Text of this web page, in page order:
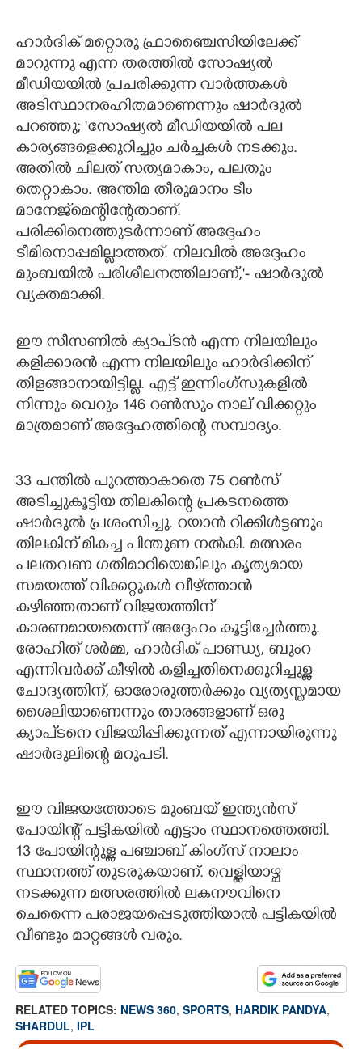
ഹാർദിക് മറ്റൊരു ഫ്രാഞ്ചൈസിയിലേക്ക്
മാറുന്നു എന്ന തരത്തിൽ സോഷ്യൽ
മീഡിയയിൽ പ്രചരിക്കുന്ന വാർത്തകൾ
അടിസ്ഥാനരഹിതമാണെന്നും ഷാർദുൽ
പറഞ്ഞു; 'സോഷ്യൽ മീഡിയയിൽ പല
കാര്യങ്ങളെക്കുറിച്ചും ചർച്ചകൾ നടക്കും.
അതിൽ ചിലത് സത്യമാകാം, പലതും
തെറ്റാകാം. അന്തിമ തീരുമാനം ടീം
മാനേജ്‌മെന്റിന്റേതാണ്.
പരിക്കിനെത്തുടർന്നാണ് അദ്ദേഹം
ടീമിനൊപ്പമില്ലാത്തത്. നിലവിൽ അദ്ദേഹം
മുംബയിൽ പരിശീലനത്തിലാണ്,'- ഷാർദുൽ
വ്യക്തമാക്കി.
ഈ സീസണിൽ ക്യാപ്ടൻ എന്ന നിലയിലും
കളിക്കാരൻ എന്ന നിലയിലും ഹാർദിക്കിന്
തിളങ്ങാനായിട്ടില്ല. എട്ട് ഇന്നിംഗ്സുകളിൽ
നിന്നും വെറും 146 റൺസും നാല് വിക്കറ്റും
മാത്രമാണ് അദ്ദേഹത്തിന്റെ സമ്പാദ്യം.
33 പന്തിൽ പുറത്താകാതെ 75 റൺസ്
അടിച്ചുകൂട്ടിയ തിലകിന്റെ പ്രകടനത്തെ
ഷാർദുൽ പ്രശംസിച്ചു. റയാൻ റിക്കിൾട്ടണും
തിലകിന് മികച്ച പിന്തുണ നൽകി. മത്സരം
പലതവണ ഗതിമാറിയെങ്കിലും കൃത്യമായ
സമയത്ത് വിക്കറ്റുകൾ വീഴ്ത്താൻ
കഴിഞ്ഞതാണ് വിജയത്തിന്
കാരണമായതെന്ന് അദ്ദേഹം കൂട്ടിച്ചേർത്തു.
രോഹിത് ശർമ്മ, ഹാർദിക് പാണ്ഡ്യ, ബുംറ
എന്നിവർക്ക് കീഴിൽ കളിച്ചതിനെക്കുറിച്ചുള്ള
ചോദ്യത്തിന്, ഓരോരുത്തർക്കും വ്യത്യസ്തമായ
ശൈലിയാണെന്നും താരങ്ങളാണ് ഒരു
ക്യാപ്ടനെ വിജയിപ്പിക്കുന്നത് എന്നായിരുന്നു
ഷാർദുലിന്റെ മറുപടി.
ഈ വിജയത്തോടെ മുംബയ് ഇന്ത്യൻസ്
പോയിന്റ് പട്ടികയിൽ എട്ടാം സ്ഥാനത്തെത്തി.
13 പോയിന്റുള്ള പഞ്ചാബ് കിംഗ്സ് നാലാം
സ്ഥാനത്ത് തുടരുകയാണ്. വെള്ളിയാഴ്ച
നടക്കുന്ന മത്സരത്തിൽ ലകനൗവിനെ
ചെന്നൈ പരാജയപ്പെടുത്തിയാൽ പട്ടികയിൽ
വീണ്ടും മാറ്റങ്ങൾ വരും.
RELATED TOPICS: NEWS 360, SPORTS, HARDIK PANDYA,
SHARDUL, IPL